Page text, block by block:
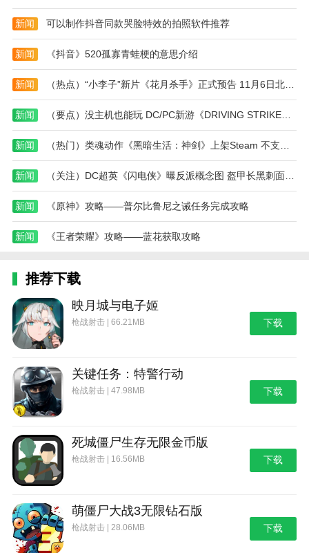
新闻 可以制作抖音同款哭脸特效的拍照软件推荐
新闻 《抖音》520孤寡青蛙梗的意思介绍
新闻 （热点）“小李子”新片《花月杀手》正式预告 11月6日北美上映
新闻 （要点）没主机也能玩 DC/PC新游《DRIVING STRIKERS》预购开启
新闻
新闻 （关注）DC超英《闪电侠》曝反派概念图 盔甲长黑刺面目狰狞
新闻 《原神》攻略——普尔比鲁尼之诫任务完成攻略
新闻 《王者荣耀》攻略——蓝花获取攻略
推荐下载
映月城与电子姬
枪战射击 | 66.21MB 下载
关键任务：特警行动
枪战射击 | 47.98MB 下载
死城僵尸生存无限金币版
枪战射击 | 16.56MB 下载
萌僵尸大战3无限钻石版
枪战射击 | 28.06MB 下载